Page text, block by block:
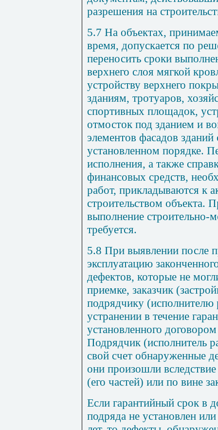
разрешения на
5.7 На объектах,
время, допускается по
переносить сроки
верхнего слоя мягкой
устройству верхнего
зданиям, тротуаров,
спортивных площадок,
отмосток под зданием и
элементов фасадов зданий
установленном порядке.
исполнения, а также
финансовых средств,
работ, прикладываются к
строительством объекта.
выполнение строительно-
требуется.
5.8 При выявлении после
эксплуатацию
дефектов, которые не
приемке, заказчик (
подрядчику (исполнителю
устранении в течение
установленного договором
Подрядчик (исполнитель
свой счет обнаруженные
они произошли вследствие
(его частей) или по вине
Если гарантийный срок в
подряда не установлен или